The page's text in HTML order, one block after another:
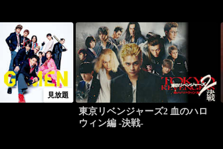
見放題
東京リベンジャーズ2 血のハロ
ウィン編 -決戦-